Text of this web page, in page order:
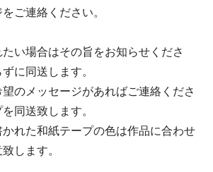
ご連絡ください。
い場合はその旨をお知らせくださ
に同送します。
のメッセージがあればご連絡くださ
同送致します。
れた和紙テープの色は作品に合わせ
します。